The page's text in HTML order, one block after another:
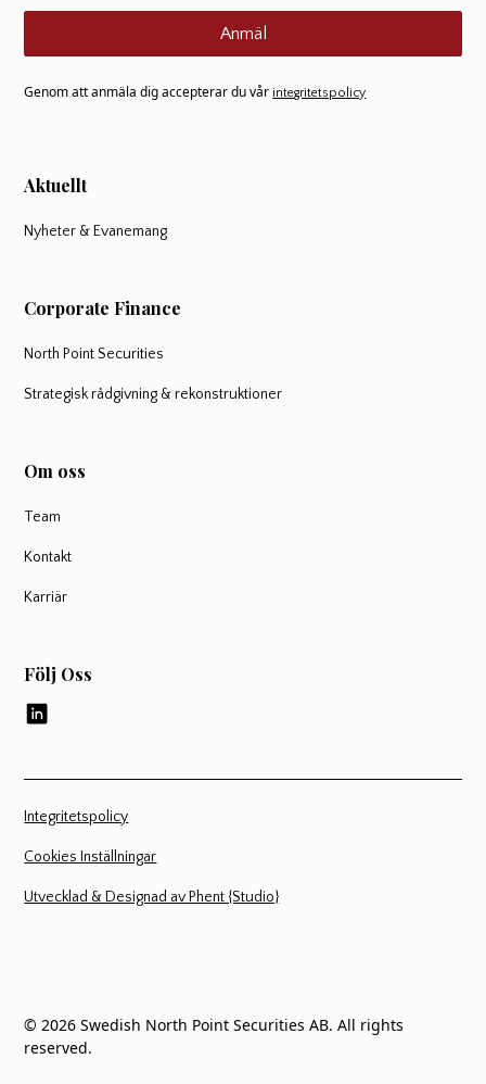
Anmäl
Genom att anmäla dig accepterar du vår integritetspolicy
Aktuellt
Nyheter & Evanemang
Corporate Finance
North Point Securities
Strategisk rådgivning & rekonstruktioner
Om oss
Team
Kontakt
Karriär
Följ Oss
© 2026 Swedish North Point Securities AB. All rights
reserved.
Integritetspolicy
Cookies Inställningar
Utvecklad & Designad av Phent {Studio}